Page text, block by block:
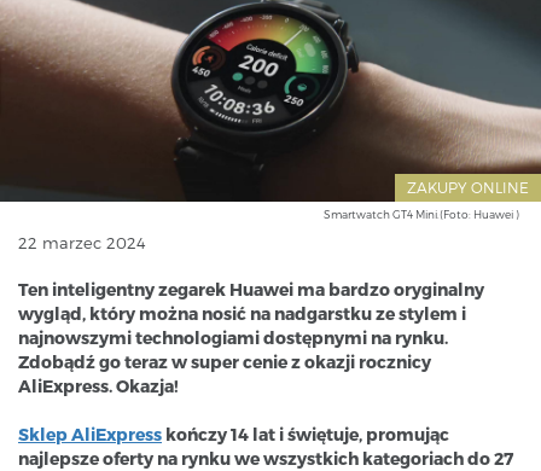
ZAKUPY ONLINE
Smartwatch GT4 Mini.(Foto: Huawei )
22 marzec 2024
Ten inteligentny zegarek Huawei ma bardzo oryginalny
wygląd, który można nosić na nadgarstku ze stylem i
najnowszymi technologiami dostępnymi na rynku.
Zdobądź go teraz w super cenie z okazji rocznicy
AliExpress. Okazja!
Sklep AliExpress kończy 14 lat i świętuje, promując
najlepsze oferty na rynku we wszystkich kategoriach do 27